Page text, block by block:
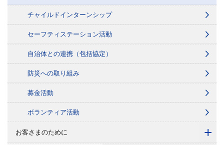
チャイルドインターンシップ
セーフティステーション活動
自治体との連携（包括協定）
防災への取り組み
募金活動
ボランティア活動
お客さまのために +